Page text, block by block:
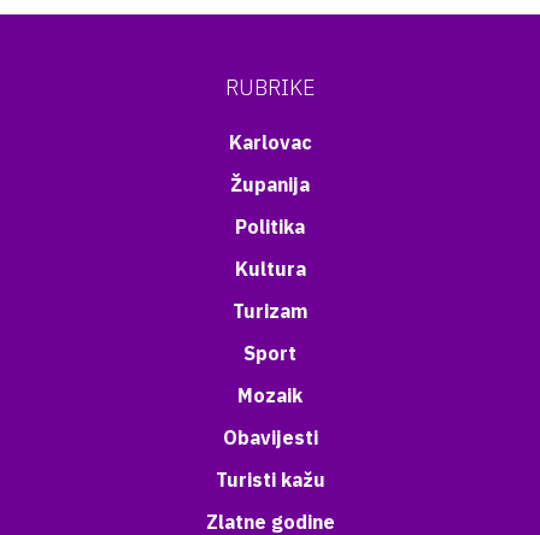
RUBRIKE
Karlovac
Županija
Politika
Kultura
Turizam
Sport
Mozaik
Obavijesti
Turisti kažu
Zlatne godine